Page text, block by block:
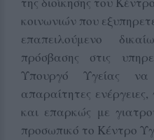
κοινωνιών που
επαπειλούμενο
πρόσβασης στις
Υπουργό Υγείας
απαραίτητες
και επαρκώς με
προσωπικό το Κέντρο